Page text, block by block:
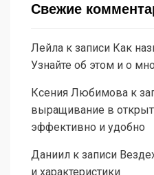
Свежие
Лейла к записи Как
Узнайте об этом и о
Ксения Любимова к
выращивание в
эффективно и удобно
Даниил к записи
и характеристики